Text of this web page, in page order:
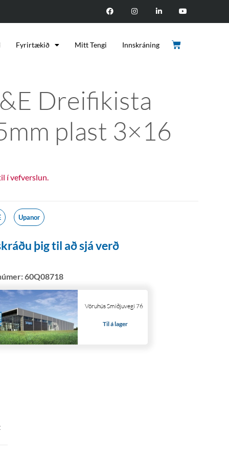
Fyrirtækið Mitt Tengi Innskráning
Dreifikista
plast 3×16
í vefverslun.
Upanor
þig til að sjá verð
60Q08718
Vöruhús Smiðjuvegi 76
Til á lager